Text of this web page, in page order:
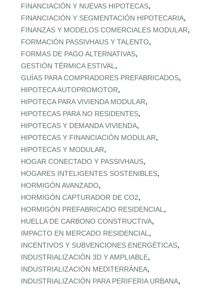
FINANCIACIÓN Y NUEVAS HIPOTECAS,
FINANCIACIÓN Y SEGMENTACIÓN HIPOTECARIA,
FINANZAS Y MODELOS COMERCIALES MODULAR,
FORMACIÓN PASSIVHAUS Y TALENTO,
FORMAS DE PAGO ALTERNATIVAS,
GESTIÓN TÉRMICA ESTIVAL ,
GUÍAS PARA COMPRADORES PREFABRICADOS,
HIPOTECA AUTOPROMOTOR,
HIPOTECA PARA VIVIENDA MODULAR,
HIPOTECAS PARA NO RESIDENTES,
HIPOTECAS Y DEMANDA VIVIENDA,
HIPOTECAS Y FINANCIACIÓN MODULAR,
HIPOTECAS Y MODULAR,
HOGAR CONECTADO Y PASSIVHAUS,
HOGARES INTELIGENTES SOSTENIBLES,
HORMIGÓN AVANZADO,
HORMIGÓN CAPTURADOR DE CO2,
HORMIGÓN PREFABRICADO RESIDENCIAL ,
HUELLA DE CARBONO CONSTRUCTIVA,
IMPACTO EN MERCADO RESIDENCIAL ,
INCENTIVOS Y SUBVENCIONES ENERGÉTICAS,
INDUSTRIALIZACIÓN 3D Y AMPLIABLE,
INDUSTRIALIZACIÓN MEDITERRÁNEA,
INDUSTRIALIZACIÓN PARA PERIFERIA URBANA,